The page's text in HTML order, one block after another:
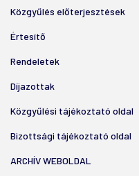
Közgyűlés előterjesztések
Értesítő
Rendeletek
Díjazottak
Közgyűlési tájékoztató oldal
Bizottsági tájékoztató oldal
ARCHÍV WEBOLDAL